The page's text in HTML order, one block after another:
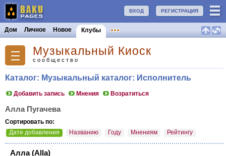
РЕГИСТРАЦИЯ
ВХОД
Дом Личное Новое Клубы
Музыкальный Киоск
сообщество
Каталог: Музыкальный каталог: Исполнитель
Добавить запись Мнения Возратиться
Алла Пугачева
Сортировать по:
Дате добавления
Названию Году Мнениям Рейтингу
Алла(Alla)